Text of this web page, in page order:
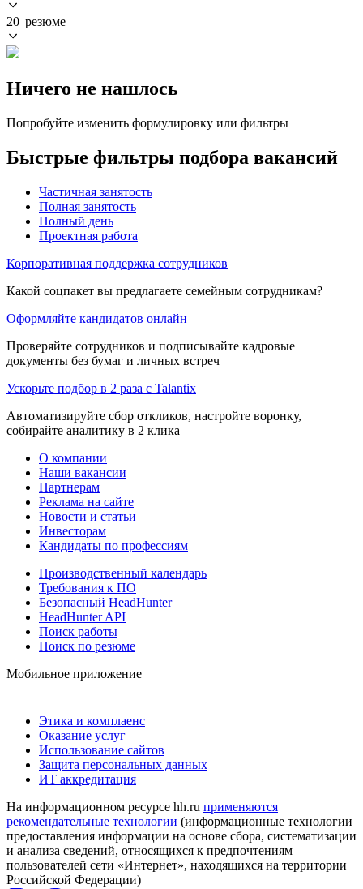
20 резюме
Ничего не нашлось
Попробуйте изменить формулировку или фильтры
Быстрые фильтры подбора вакансий
Частичная занятость
Полная занятость
Полный день
Проектная работа
Корпоративная поддержка сотрудников
Какой соцпакет вы предлагаете семейным сотрудникам?
Оформляйте кандидатов онлайн
Проверяйте сотрудников и подписывайте кадровые
документы без бумаг и личных встреч
Ускорьте подбор в 2 раза с Talantix
Автоматизируйте сбор откликов, настройте воронку,
собирайте аналитику в 2 клика
О компании
Наши вакансии
Партнерам
Реклама на сайте
Новости и статьи
Инвесторам
Кандидаты по профессиям
Производственный календарь
Требования к ПО
Безопасный HeadHunter
HeadHunter API
Поиск работы
Поиск по резюме
Мобильное приложение
Этика и комплаенс
Оказание услуг
Использование сайтов
Защита персональных данных
ИТ аккредитация
На информационном ресурсе hh.ru применяются
рекомендательные технологии (информационные технологии
предоставления информации на основе сбора, систематизации
и анализа сведений, относящихся к предпочтениям
пользователей сети «Интернет», находящихся на территории
Российской Федерации)